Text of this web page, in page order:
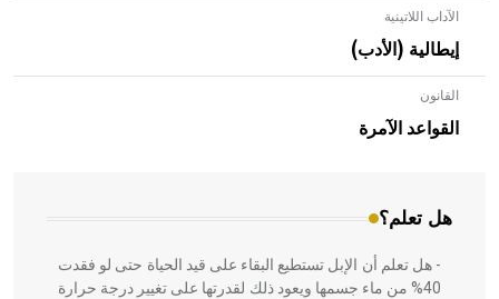
الآداب اللاتينية
إيطالية (الأدب)
القانون
القواعد الآمرة
هل تعلم؟
- هل تعلم أن الأبلق نوع من الفنون الهندسية التي ارتبطت
بالعمارة الإسلامية في بلاد الشام ومصر خاصة، حيث يحرص
المعمار على بناء مداميكه وخاصة في الواجهات
- هل تعلم أن الإبل تستطيع البقاء على قيد الحياة حتى لو فقدت
40% من ماء جسمها ويعود ذلك لقدرتها على تغيير درجة حرارة